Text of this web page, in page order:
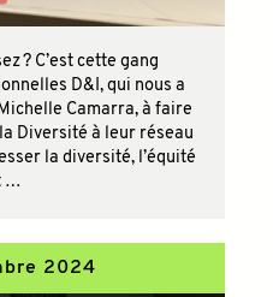
? C’est cette gang
D&I, qui nous a
Camarra, à faire
Diversité à leur réseau
la diversité, l’équité
…
2024